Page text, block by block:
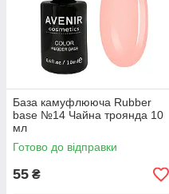
База камуфлююча Rubber
base №14 Чайна троянда 10
мл
Готово до відправки
55 ₴